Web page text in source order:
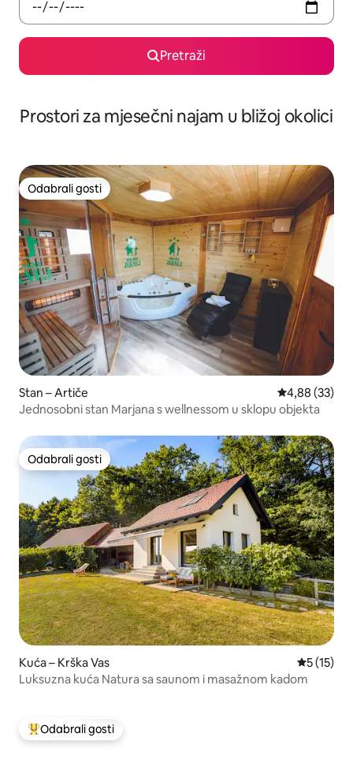
Pretraži
Prostori za mjesečni najam u bližoj okolici
Odabrali gosti
Odabrali gosti
Stan – Artiče Prosječna
4,88 (33)
Jednosobni stan Marjana s wellnessom u sklopu objekta
Odabrali gosti
Odabrali gosti
Kuća – Krška Vas Prosječna
5 (15)
Luksuzna kuća Natura sa saunom i masažnom kadom
Među najviše rangiranima s oznakom „Odabrali gosti”
Odabrali gosti